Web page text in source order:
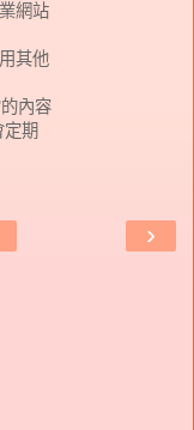
網站
其他
內容
定期
›